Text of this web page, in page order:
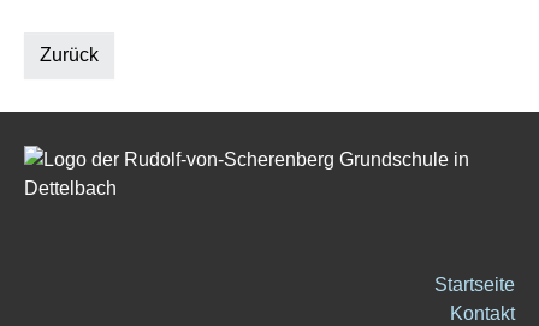
Zurück
Startseite
Kontakt